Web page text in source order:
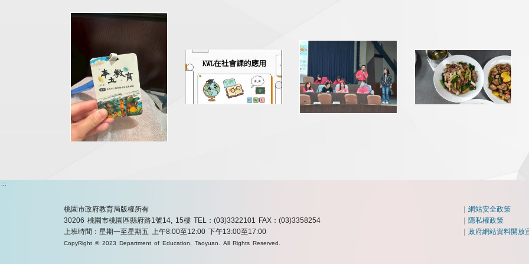
:::
桃園市政府教育局版權所有
30206 桃園市桃園區縣府路1號14, 15樓 TEL：(03)3322101
FAX：(03)3358254
上班時間：星期一至星期五 上午8:00至12:00 下午13:00至17:00
CopyRight © 2023 Department of Education, Taoyuan. All Rights Reserved.
|網站安全政策
|隱私權政策
|政府網站資料開放